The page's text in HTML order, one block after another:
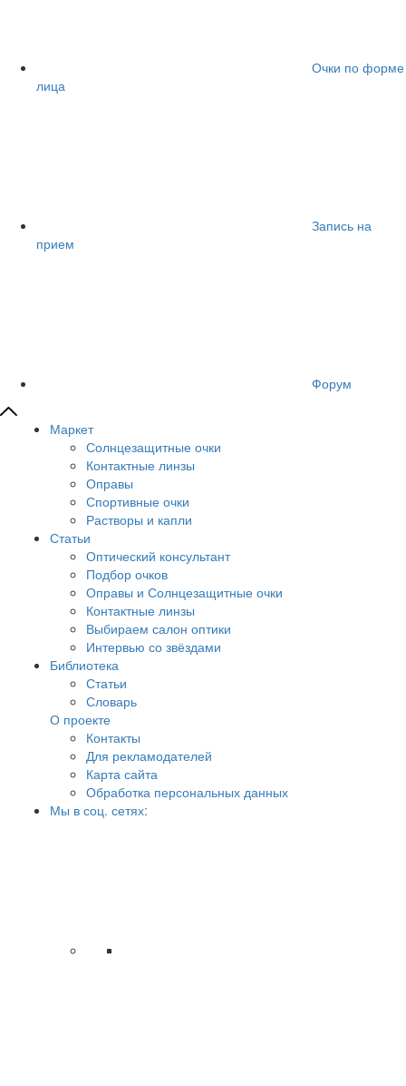
Очки по форме
лица
Запись на
прием
Форум
Маркет
Солнцезащитные очки
Контактные линзы
Оправы
Спортивные очки
Растворы и капли
Статьи
Оптический консультант
Подбор очков
Оправы и Солнцезащитные очки
Контактные линзы
Выбираем салон оптики
Интервью со звёздами
Библиотека
Статьи
Словарь
О проекте
Контакты
Для рекламодателей
Карта сайта
Обработка персональных данных
Мы в соц. сетях: